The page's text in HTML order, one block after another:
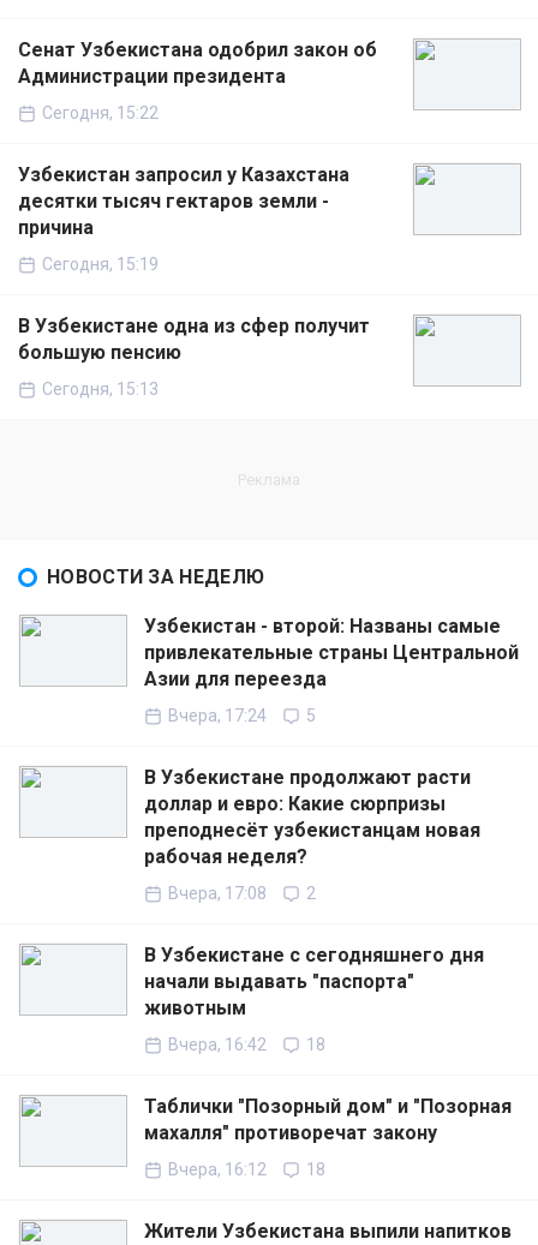
Сенат Узбекистана одобрил закон об
Администрации президента
Сегодня, 15:22
Узбекистан запросил у Казахстана
десятки тысяч гектаров земли -
причина
Сегодня, 15:19
В Узбекистане одна из сфер получит
большую пенсию
Сегодня, 15:13
НОВОСТИ ЗА НЕДЕЛЮ
Узбекистан - второй: Названы самые
привлекательные страны Центральной
Азии для переезда
Вчера, 17:24 5
В Узбекистане продолжают расти
доллар и евро: Какие сюрпризы
преподнесёт узбекистанцам новая
рабочая неделя?
Вчера, 17:08 2
В Узбекистане с сегодняшнего дня
начали выдавать "паспорта"
животным
Вчера, 16:42 18
Таблички "Позорный дом" и "Позорная
махалля" противоречат закону
Вчера, 16:12 18
Жители Узбекистана выпили напитков